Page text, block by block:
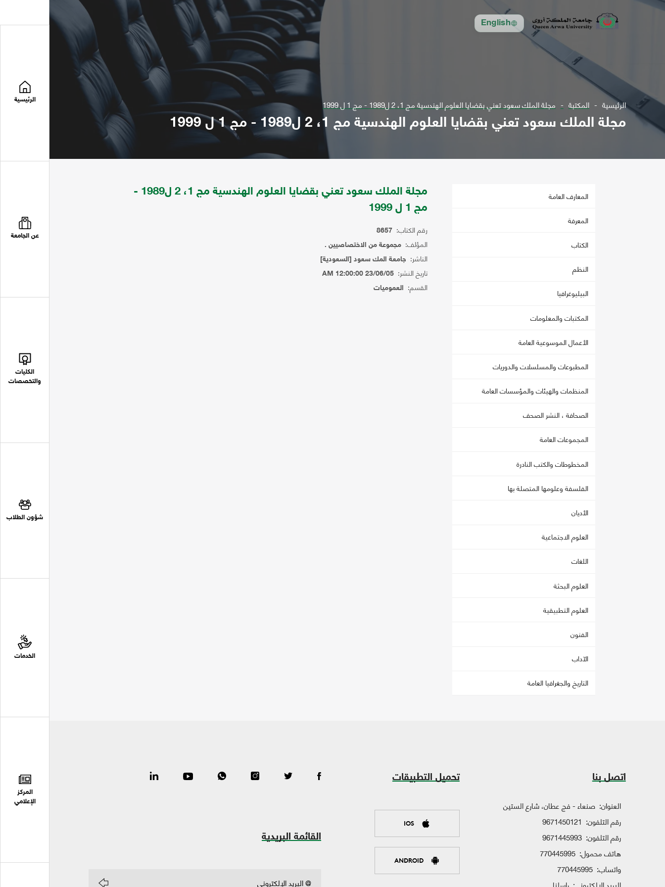
English
الرئيسية
عن الجامعة
الكليات
والتخصصات
شؤون الطلاب
الخدمات
المركز
الإعلامي
الرئيسية المكتبة مجلة الملك سعود تعني بقضايا العلوم الهندسية مج 1، 2 ل1989 - مج 1 ل 1999
مجلة الملك سعود تعني بقضايا العلوم الهندسية مج 1، 2 ل1989 - مج 1 ل 1999
المعارف العامة
المعرفة
الكتاب
النظم
البيليوغرافيا
المكتبات والمعلومات
الأعمال الموسوعية العامة
المطبوعات والمسلسلات والدوريات
المنظمات والهيئات والمؤسسات العامة
الصحافة ، النشر الصحف
المجموعات العامة
المخطوطات والكتب النادرة
الفلسفة وعلومها المتصلة بها
الأديان
العلوم الاجتماعية
اللغات
العلوم البحثة
العلوم التطبيقية
الفنون
الآداب
التاريخ والجغرافيا العامة
مجلة الملك سعود تعني بقضايا العلوم الهندسية مج 1، 2 ل1989 -
مج 1 ل 1999
رقم الكتاب: 8657
المؤلف: مجموعة من الاختصاصيين .
الناشر: جامعة المك سعود [السعودية]
تاريخ النشر: 23/06/05 12:00:00 AM
القسم: العموميات
اتصل بنا
العنوان: صنعاء - فج عطان، شارع الستين
رقم التلفون: 9671450121
رقم التلفون: 9671445993
هاتف محمول: 770445995
واتساب: 770445995
تحميل التطبيقات
IOS
ANDROID
القائمة البريدية